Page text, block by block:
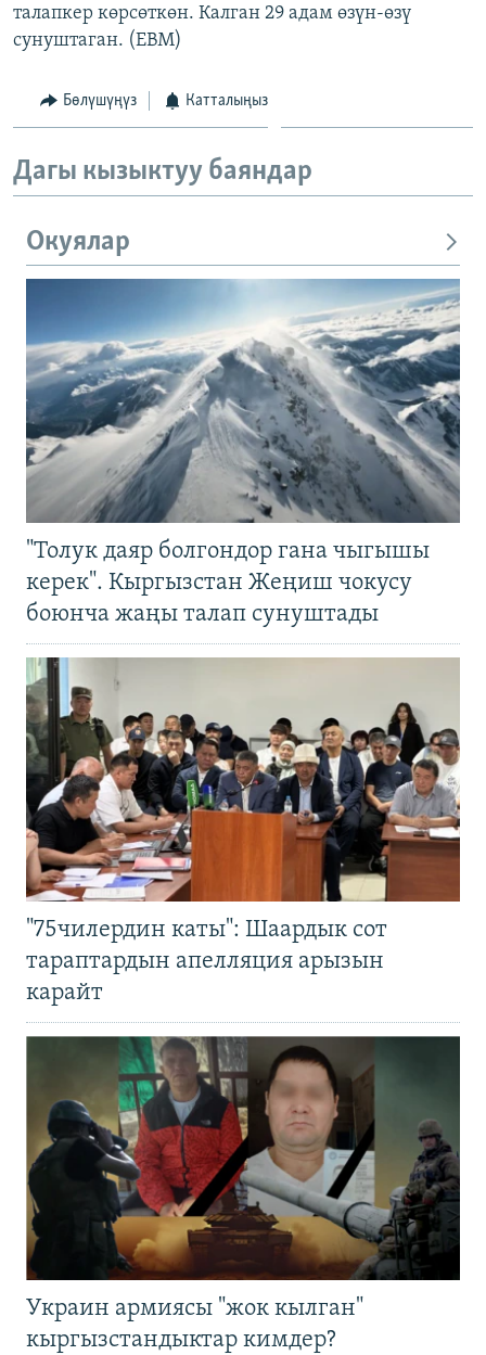
талапкер көрсөткөн. Калган 29 адам өзүн-өзү
сунуштаган. (EBM)
Бөлүшүңүз Катталыңыз
Дагы кызыктуу баяндар
Окуялар
"Толук даяр болгондор гана чыгышы
керек". Кыргызстан Жеңиш чокусу
боюнча жаңы талап сунуштады
"75чилердин каты": Шаардык сот
тараптардын апелляция арызын
карайт
Украин армиясы "жок кылган"
кыргызстандыктар кимдер?